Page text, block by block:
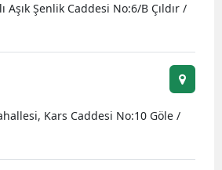
Aşık Şenlik Caddesi No:6/B Çıldır /
Kars Caddesi No:10 Göle /